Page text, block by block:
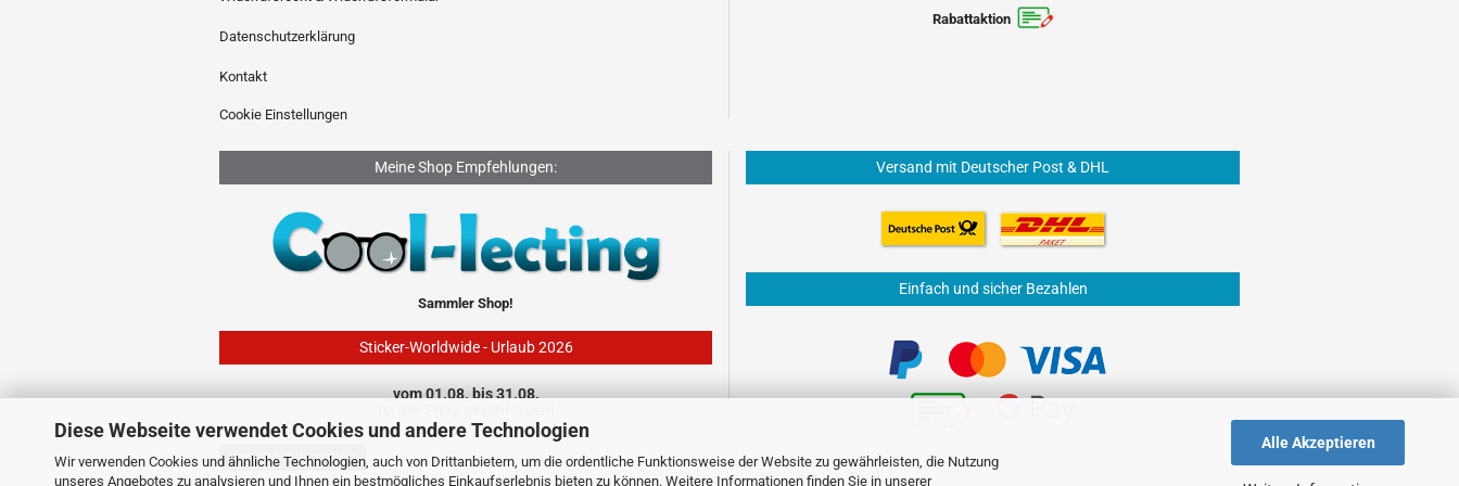
Diese Webseite verwendet Cookies und andere Technologien
Wir verwenden Cookies und ähnliche Technologien, auch von Drittanbietern, um die ordentliche Funktionsweise der Website zu gewährleisten, die Nutzung
unseres Angebotes zu analysieren und Ihnen ein bestmögliches Einkaufserlebnis bieten zu können. Weitere Informationen finden Sie in unserer
Alle Akzeptieren
Datenschutzerklärung
Kontakt
Cookie Einstellungen
Rabattaktion
Meine Shop Empfehlungen:
Sammler Shop!
Sticker-Worldwide - Urlaub 2026
vom 01.08. bis 31.08.
Versand mit Deutscher Post & DHL
Einfach und sicher Bezahlen
Vertrag widerrufen